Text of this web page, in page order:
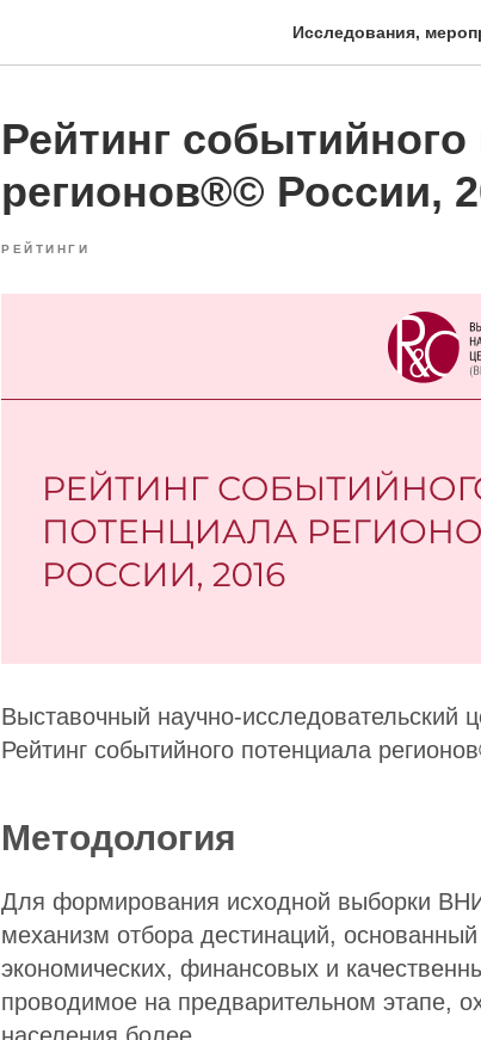
Исследования,
Рейтинг
регионов®© России,
РЕЙТИНГИ
Выставочный научно-исследовательский
Рейтинг событийного потенциала
Методология
Для формирования исходной выборки
механизм отбора дестинаций,
экономических, финансовых и
проводимое на предварительном этапе,